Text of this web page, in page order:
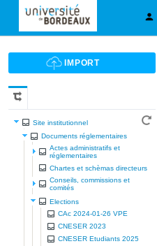
Site institutionnel
Documents réglementaires
Actes administratifs et
réglementaires
Chartes et schèmas directeurs
Conseils, commissions et
comités
Elections
CAc 2024-01-26 VPE
CNESER 2023
CNESER Etudiants 2025